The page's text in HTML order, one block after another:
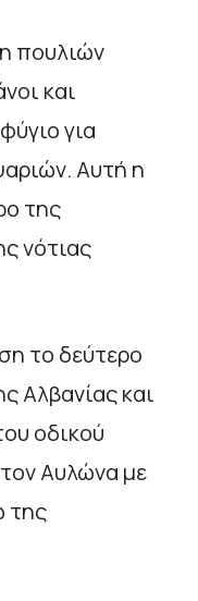
πουλιών
και
για
Αυτή η
της
νότιας
το δεύτερο
Αλβανίας και
οδικού
Αυλώνα με
της